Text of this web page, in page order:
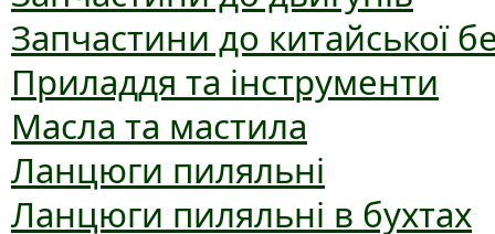
Запчастини до китайської
Приладдя та інструменти
Масла та мастила
Ланцюги пиляльні
Ланцюги пиляльні в бухтах